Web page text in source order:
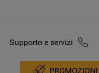
Supporto e servizi
PROMOZIONI